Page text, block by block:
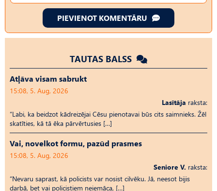
PIEVIENOT KOMENTĀRU
TAUTAS BALSS
Atļāva visam sabrukt
15:08, 5. Aug, 2026
Lasītāja raksta:
“Labi, ka beidzot kādreizējai Cēsu pienotavai būs cits saimnieks. Žēl
skatīties, kā tā ēka pārvērtusies […]
Vai, novelkot formu, pazūd prasmes
15:08, 5. Aug, 2026
Seniore V. raksta:
“Nevaru saprast, kā policists var nosist cilvēku. Jā, neesot bijis
darbā, bet vai policistiem neiemāca, […]